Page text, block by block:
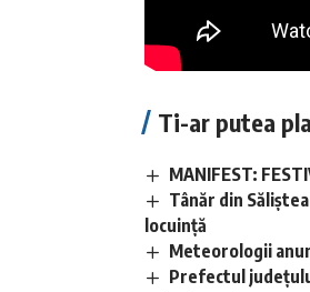
Ti-ar putea
MANIFEST:
Tânăr din
locuință
Meteorologii
Prefectul